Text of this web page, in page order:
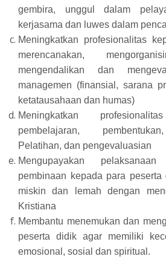
gembira, unggul dalam
kerjasama dan luwes dalam
Meningkatkan profesionalitas
merencanakan,
mengendalikan dan
managemen (finansial, sarana
ketatausahaan dan humas)
Meningkatkan
pembelajaran,
Pelatihan, dan pengevaluasian
Mengupayakan
pembinaan kepada para peserta
miskin dan lemah dengan
Kristiana
Membantu menemukan dan
peserta didik agar memiliki
emosional, sosial dan spiritual.